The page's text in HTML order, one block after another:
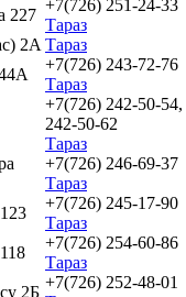
227
+7(726) 251-24-33
Тараз
2А Тараз
+7(726) 243-72-76
Тараз
+7(726) 242-50-
242-50-62
Тараз
+7(726) 246-69-37
Тараз
+7(726) 245-17-90
Тараз
+7(726) 254-60-86
Тараз
2Б
+7(726) 252-48-01